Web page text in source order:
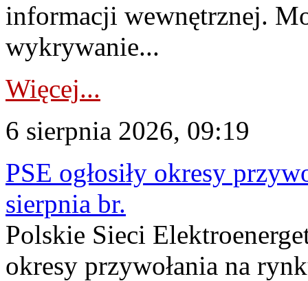
informacji wewnętrznej.
wykrywanie...
Więcej...
6 sierpnia 2026, 09:19
PSE ogłosiły okresy
sierpnia br.
Polskie Sieci
okresy przywołania na